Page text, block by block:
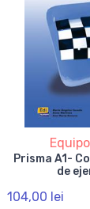
Prisma A1-
de
104,00 lei